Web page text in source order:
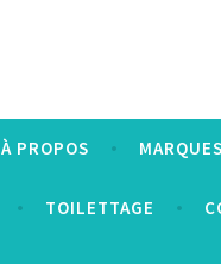
À PROPOS
TOILETTAGE